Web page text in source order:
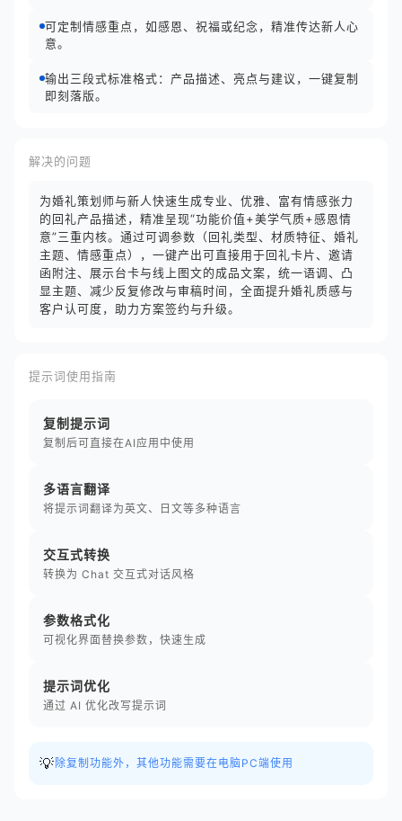
可定制情感重点，如感恩、祝福或纪念，精准传达新人心
意。
输出三段式标准格式：产品描述、亮点与建议，一键复制
即刻落版。
解决的问题
为婚礼策划师与新人快速生成专业、优雅、富有情感张力
的回礼产品描述，精准呈现“功能价值+美学气质+感恩情
意”三重内核。通过可调参数（回礼类型、材质特征、婚礼
主题、情感重点），一键产出可直接用于回礼卡片、邀请
函附注、展示台卡与线上图文的成品文案，统一语调、凸
显主题、减少反复修改与审稿时间，全面提升婚礼质感与
客户认可度，助力方案签约与升级。
提示词使用指南
复制提示词
复制后可直接在AI应用中使用
多语言翻译
将提示词翻译为英文、日文等多种语言
交互式转换
转换为 Chat 交互式对话风格
参数格式化
可视化界面替换参数，快速生成
提示词优化
通过 AI 优化改写提示词
💡 除复制功能外，其他功能需要在电脑PC端使用